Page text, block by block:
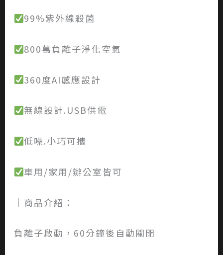
99%紫外線殺菌
800萬負離子淨化空氣
360度AI感應設計
無線設計.USB供電
低噪.小巧可攜
車用/家用/辦公室皆可
│商品介紹：
負離子啟動，60分鐘後自動關閉